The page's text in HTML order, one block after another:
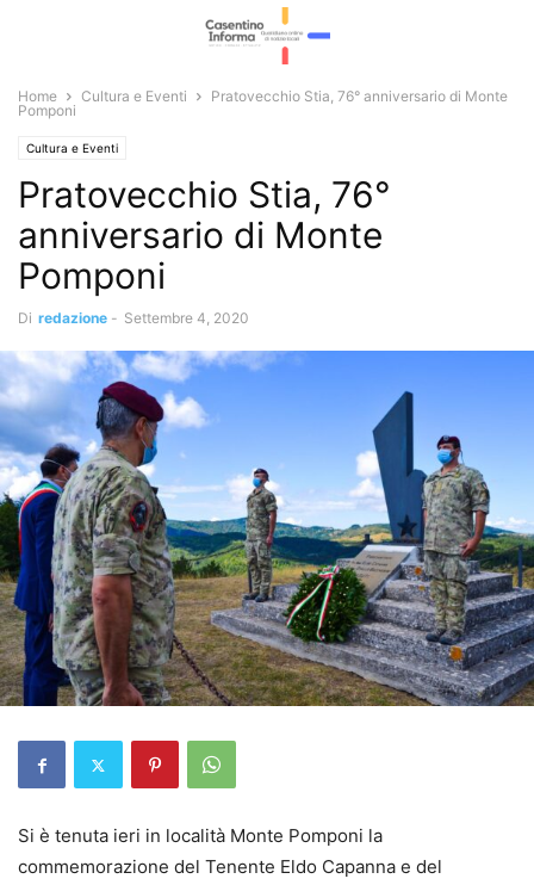
Home Cultura e Eventi
Pratovecchio Stia, 76° anniversario di Monte
Pomponi
Cultura e Eventi
Pratovecchio Stia, 76°
anniversario di Monte
Pomponi
Di redazione - Settembre 4, 2020
Si è tenuta ieri in località Monte Pomponi la
commemorazione del Tenente Eldo Capanna e del